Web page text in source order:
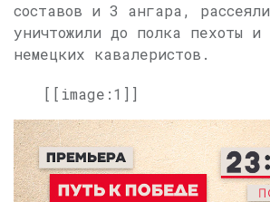
составов и 3 ангара,
уничтожили до полка пехоты и
немецких кавалеристов.
[[image:1]]